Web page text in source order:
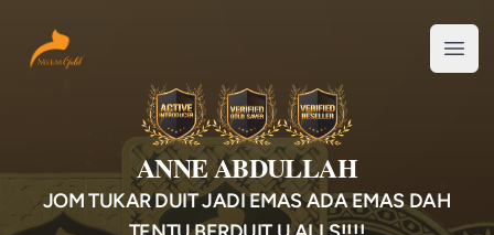
Your Company
ANNE ABDULLAH
JOM TUKAR DUIT JADI EMAS ADA EMAS DAH